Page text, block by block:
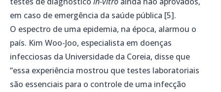
em caso de emergência da saúde pública [5].
O espectro de uma epidemia, na época, alarmou o
país. Kim Woo-Joo, especialista em doenças
infecciosas da Universidade da Coreia, disse que
“essa experiência mostrou que testes laboratoriais
são essenciais para o controle de uma infecção